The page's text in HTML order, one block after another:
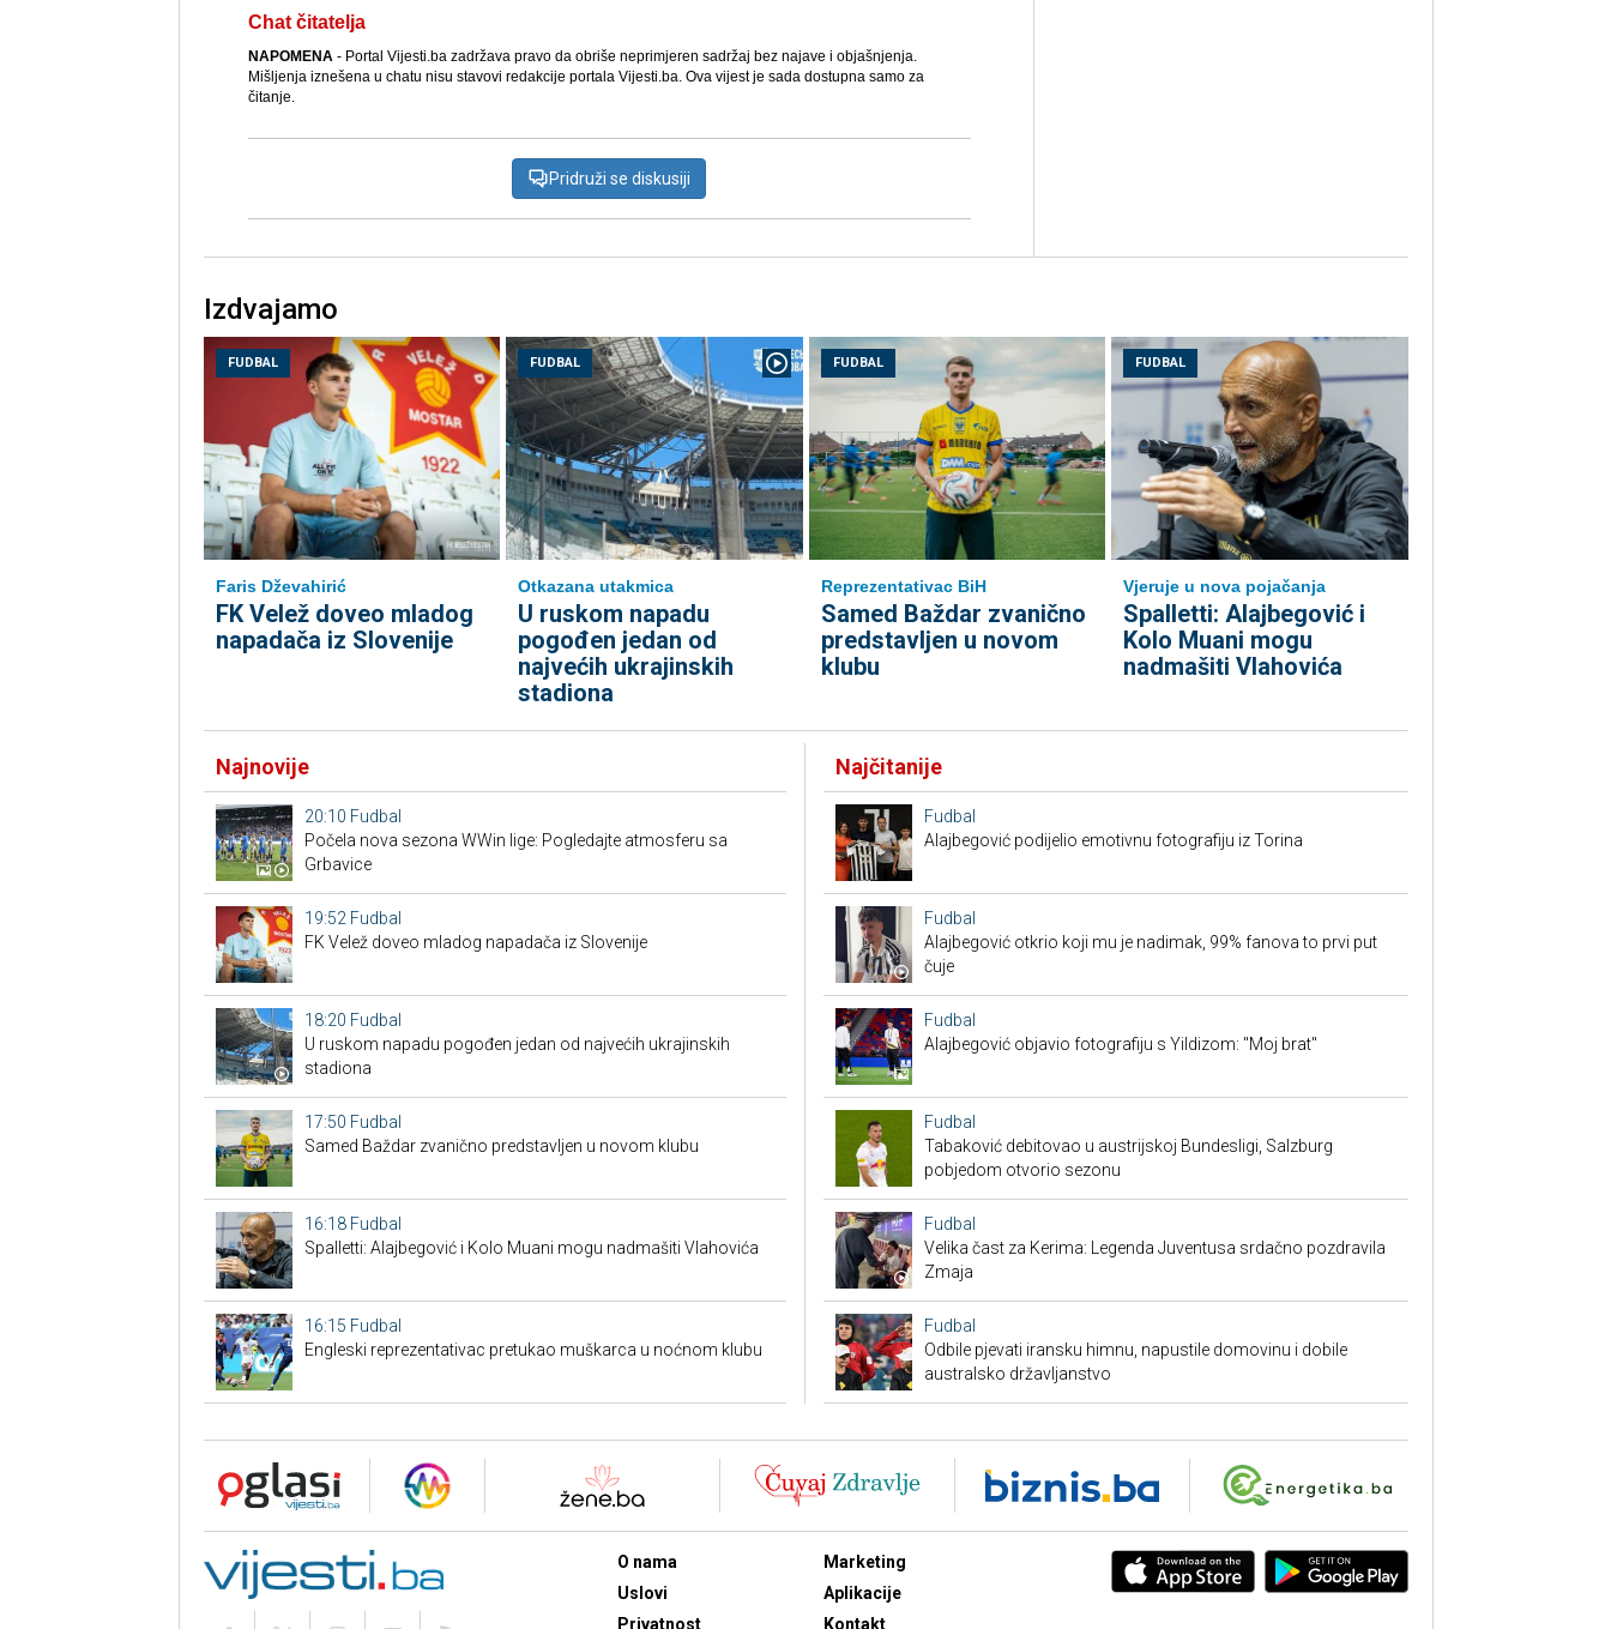
Chat čitatelja
NAPOMENA- Portal Vijesti.ba zadržava pravo da obriše neprimjeren sadržaj bez najave i objašnjenja.
Mišljenja iznešena u chatu nisu stavovi redakcije portala Vijesti.ba. Ova vijest je sada dostupna samo za
čitanje.
Pridruži se diskusiji
Izdvajamo
FUDBAL
Faris Dževahirić
FK Velež doveo mladog
napadača iz Slovenije
FUDBAL
Otkazana utakmica
U ruskom napadu
pogođen jedan od
najvećih ukrajinskih
stadiona
FUDBAL
Reprezentativac BiH
Samed Baždar zvanično
predstavljen u novom
klubu
FUDBAL
Vjeruje u nova pojačanja
Spalletti: Alajbegović i
Kolo Muani mogu
nadmašiti Vlahovića
Najnovije
20:10 Fudbal
Počela nova sezona WWin lige: Pogledajte atmosferu sa
Grbavice
19:52 Fudbal
FK Velež doveo mladog napadača iz Slovenije
18:20 Fudbal
U ruskom napadu pogođen jedan od najvećih ukrajinskih
stadiona
17:50 Fudbal
Samed Baždar zvanično predstavljen u novom klubu
16:18 Fudbal
Spalletti: Alajbegović i Kolo Muani mogu nadmašiti Vlahovića
16:15 Fudbal
Engleski reprezentativac pretukao muškarca u noćnom klubu
Najčitanije
Fudbal
Alajbegović podijelio emotivnu fotografiju iz Torina
Fudbal
Alajbegović otkrio koji mu je nadimak, 99% fanova to prvi put
čuje
Fudbal
Alajbegović objavio fotografiju s Yildizom: "Moj brat"
Fudbal
Tabaković debitovao u austrijskoj Bundesligi, Salzburg
pobjedom otvorio sezonu
Fudbal
Velika čast za Kerima: Legenda Juventusa srdačno pozdravila
Zmaja
Fudbal
Odbile pjevati iransku himnu, napustile domovinu i dobile
australsko državljanstvo
O nama
Uslovi
Privatnost
Marketing
Aplikacije
Kontakt